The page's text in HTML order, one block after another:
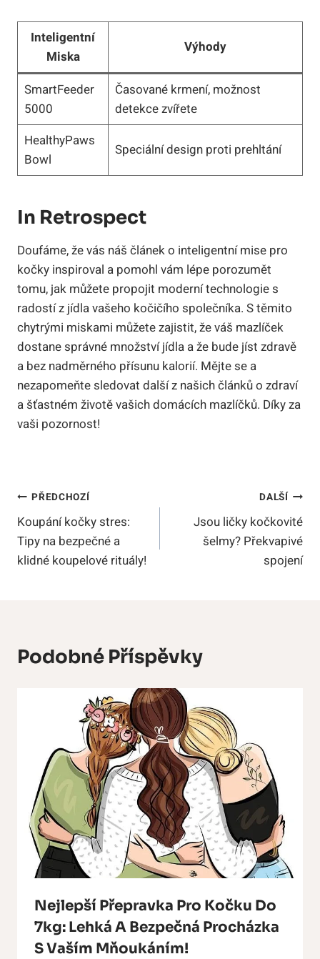
Inteligentní
Miska
Výhody
SmartFeeder
5000
Časované krmení, možnost
detekce zvířete
HealthyPaws
Bowl
Speciální design proti prehltání
In Retrospect
Doufáme, že vás náš článek o inteligentní mise pro
kočky inspiroval a pomohl vám lépe porozumět
tomu, jak můžete propojit moderní technologie s
radostí z jídla vašeho kočičího společníka. S těmito
chytrými miskami můžete zajistit, že váš mazlíček
dostane správné množství jídla a že bude jíst zdravě
a bez nadměrného přísunu kalorií. Mějte se a
nezapomeňte sledovat další z našich článků o zdraví
a šťastném životě vašich domácích mazlíčků. Díky za
vaši pozornost!
Navigace
Pro
Příspěvek
PŘEDCHOZÍ
Koupání kočky stres:
Tipy na bezpečné a
klidné koupelové rituály!
DALŠÍ
Jsou ličky kočkovité
šelmy? Překvapivé
spojení
Podobné Příspěvky
Nejlepší Přepravka Pro Kočku Do
7kg: Lehká A Bezpečná Procházka
S Vaším Mňoukáním!